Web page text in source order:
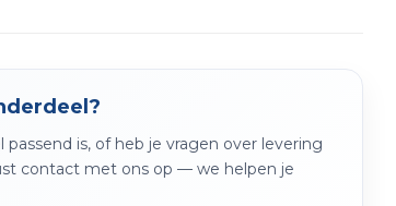
is, of heb je vragen over levering
contact met ons op — we helpen je